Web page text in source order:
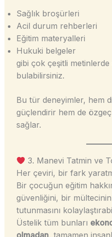
Sağlık broşürleri
Acil durum rehberleri
Eğitim materyalleri
Hukuki belgeler
gibi çok çeşitli metinlerde
bulabilirsiniz.
Bu tür deneyimler, hem
güçlendirir hem de
sağlar.
3. Manevi Tatmin ve
Her çeviri, bir fark
Bir çocuğun eğitim
güvenliğini, bir
tutunmasını
Üstelik tüm bunları